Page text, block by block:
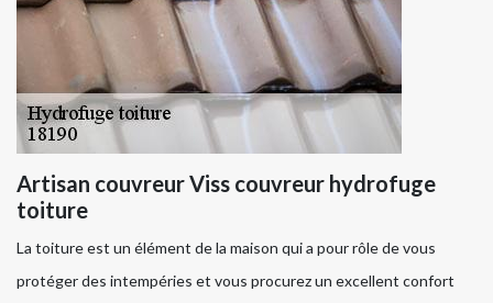
Artisan couvreur Viss couvreur hydrofuge
toiture
La toiture est un élément de la maison qui a pour rôle de vous
protéger des intempéries et vous procurez un excellent confort